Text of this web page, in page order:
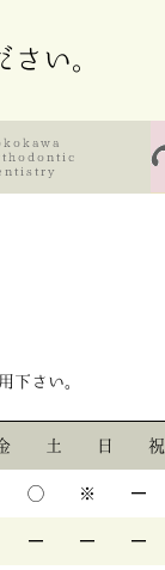
い。
下さい。
土 日 祝
◯ ※ ー
ー ー ー